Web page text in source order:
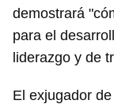
demostrará
para el
liderazgo y de
El exjugador